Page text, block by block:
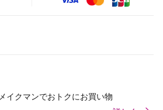
メイクマンでおトクにお買い物